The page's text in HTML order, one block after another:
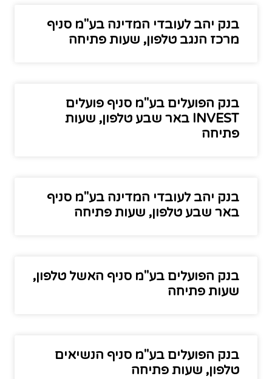
בנק יהב לעובדי המדינה בע"מ סניף
מרכז הנגב טלפון, שעות פתיחה
בנק הפועלים בע"מ סניף פועלים
INVEST באר שבע טלפון, שעות
פתיחה
בנק יהב לעובדי המדינה בע"מ סניף
באר שבע טלפון, שעות פתיחה
בנק הפועלים בע"מ סניף האשל טלפון,
שעות פתיחה
בנק הפועלים בע"מ סניף הנשיאים
טלפון, שעות פתיחה